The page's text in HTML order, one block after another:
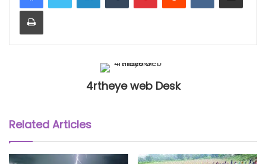
Print
4rtheye web Desk
Related Articles